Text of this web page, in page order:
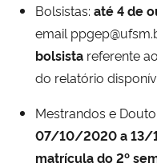
Ministério da Mulher, da Família
Secretaria-Geral
Gabinete de Segurança
Bolsistas: até 4 de
email
bolsista referente
do relatório
Mestrandos e
07/10/2020 a
matrícula do 2º